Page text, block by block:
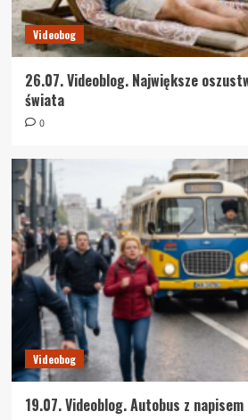
Videobog
26.07. Videoblog. Największe
świata
0
Videobog
19.07. Videoblog. Autobus z napisem